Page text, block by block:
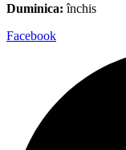
Duminica: închis
Facebook